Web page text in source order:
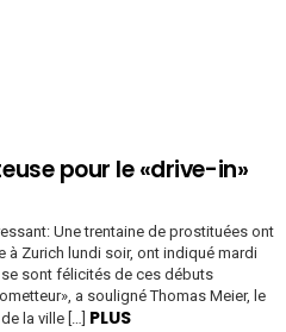
pour le «drive-in»
Une trentaine de prostituées ont
à Zurich lundi soir, ont indiqué mardi
sont félicités de ces débuts
a souligné Thomas Meier, le
la ville […] PLUS